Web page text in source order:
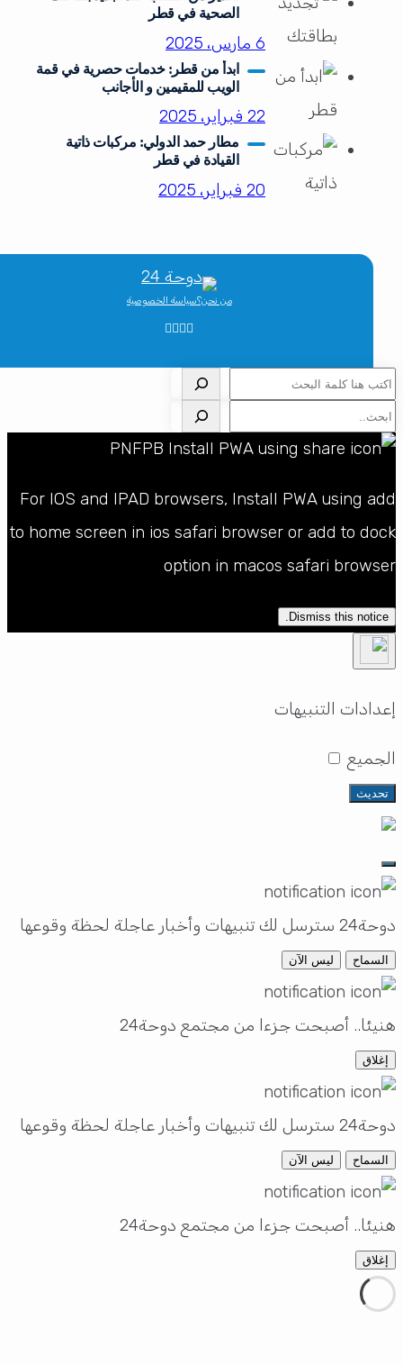
الصحية في قطر
ابدأ من قطر: خدمات حصرية في قمة
الويب للمقيمين و الأجانب
22 فبراير، 2025
مطار حمد الدولي: مركبات ذاتية
القيادة في قطر
20 فبراير، 2025
من نحن؟سياسة الخصوصية
For IOS and IPAD browsers, Install PWA using
to home screen in ios safari browser or add to
option in macos safari
Dismiss this notice.
التنبيهات
تحديث
تنبيهات وأخبار عاجلة لحظة وقوعها
السماح ليس الآن
أصبحت جزءا من مجتمع دوحة24
إغلاق
تنبيهات وأخبار عاجلة لحظة وقوعها
السماح ليس الآن
أصبحت جزءا من مجتمع دوحة24
إغلاق